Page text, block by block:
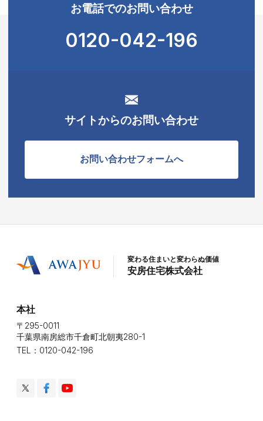
お電話でのお問い合わせ
0120-042-196
サイトからのお問い合わせ
お問い合わせフォームへ
変わる住まいと変わらぬ価値
安房住宅株式会社
本社
〒295-0011
千葉県南房総市千倉町北朝夷280-1
TEL：0120-042-196